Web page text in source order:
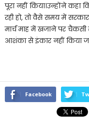
पूरा नहीं किया।उन्होंने कहा
रही हो, तो वैसे समय में
मार्च माह में खजाने पर
आशंका से इंकार नहीं किया
Facebook